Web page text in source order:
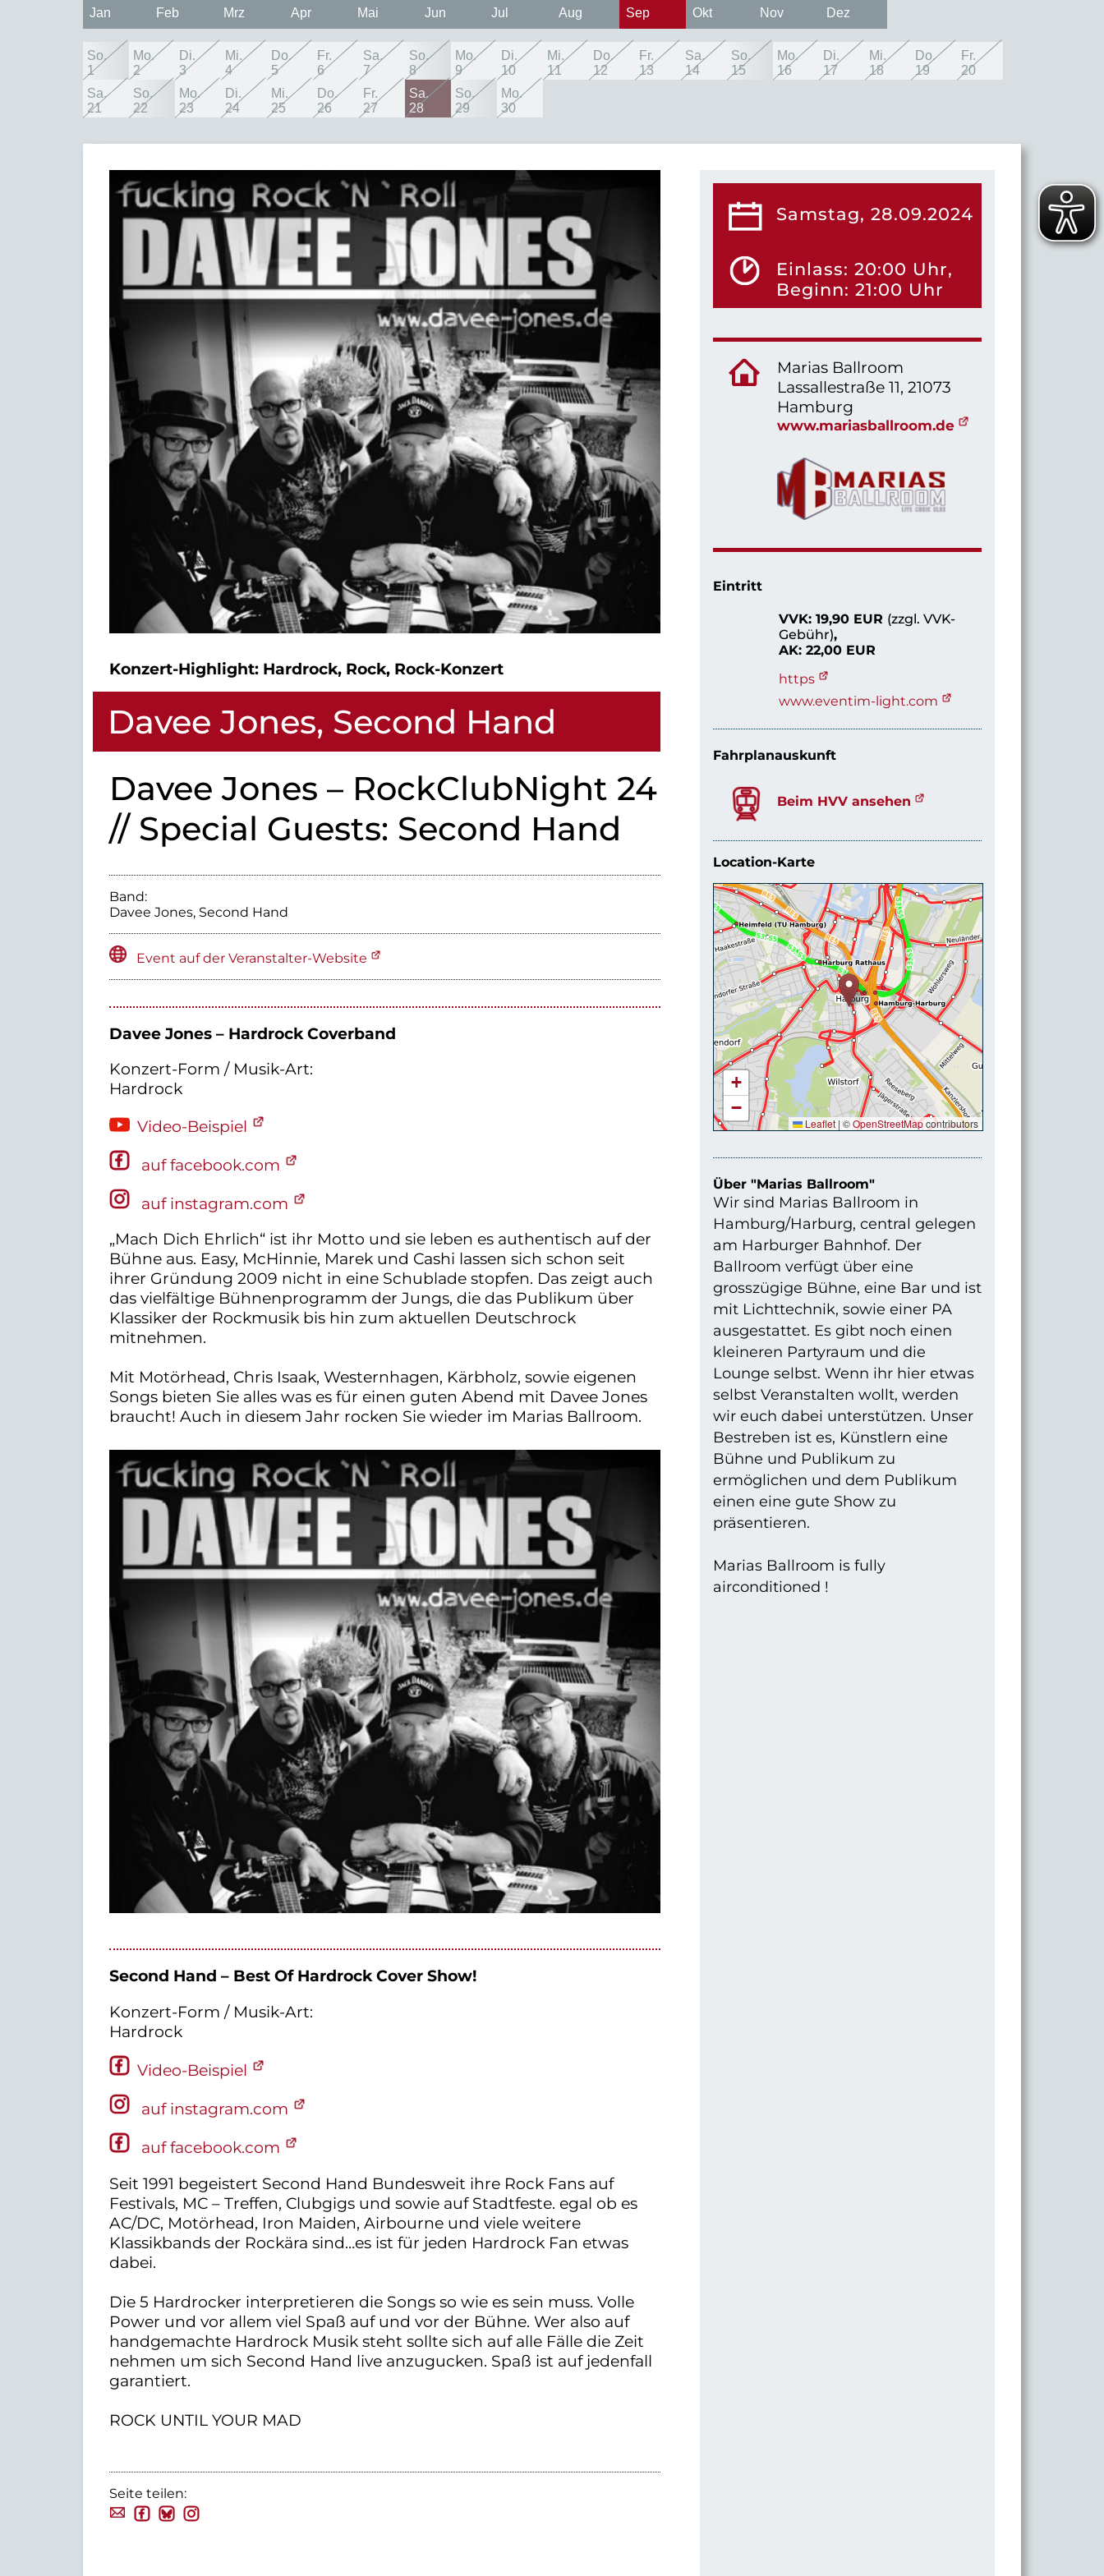
Jan Feb Mrz Apr Mai Jun Jul Aug Sep Okt Nov Dez
So.
1
Mo.
2
Di.
3
Mi.
4
Do.
5
Fr.
6
Sa.
7
So.
8
Mo.
9
Di.
10
Mi.
11
Do.
12
Fr.
13
Sa.
14
So.
15
Mo.
16
Di.
17
Mi.
18
Do.
19
Fr.
20
Sa.
21
So.
22
Mo.
23
Di.
24
Mi.
25
Do.
26
Fr.
27
Sa.
28
So.
29
Mo.
30
Konzert-Highlight:Hardrock, Rock, Rock-Konzert
Davee Jones, Second Hand
Davee Jones – RockClubNight 24
// Special Guests: Second Hand
Band:
Davee Jones, Second Hand
Event auf der Veranstalter-Website
Davee Jones – Hardrock Coverband
Konzert-Form / Musik-Art:
Hardrock
Video-Beispiel
auf facebook.com
auf instagram.com
„Mach Dich Ehrlich“ ist ihr Motto und sie leben es authentisch auf der
Bühne aus. Easy, McHinnie, Marek und Cashi lassen sich schon seit
ihrer Gründung 2009 nicht in eine Schublade stopfen. Das zeigt auch
das vielfältige Bühnenprogramm der Jungs, die das Publikum über
Klassiker der Rockmusik bis hin zum aktuellen Deutschrock
mitnehmen.
Mit Motörhead, Chris Isaak, Westernhagen, Kärbholz, sowie eigenen
Songs bieten Sie alles was es für einen guten Abend mit Davee Jones
braucht! Auch in diesem Jahr rocken Sie wieder im Marias Ballroom.
Second Hand – Best Of Hardrock Cover Show!
Konzert-Form / Musik-Art:
Hardrock
Video-Beispiel
auf instagram.com
auf facebook.com
Seit 1991 begeistert Second Hand Bundesweit ihre Rock Fans auf
Festivals, MC – Treffen, Clubgigs und sowie auf Stadtfeste. egal ob es
AC/DC, Motörhead, Iron Maiden, Airbourne und viele weitere
Klassikbands der Rockära sind…es ist für jeden Hardrock Fan etwas
dabei.
Die 5 Hardrocker interpretieren die Songs so wie es sein muss. Volle
Power und vor allem viel Spaß auf und vor der Bühne. Wer also auf
handgemachte Hardrock Musik steht sollte sich auf alle Fälle die Zeit
nehmen um sich Second Hand live anzugucken. Spaß ist auf jedenfall
garantiert.
ROCK UNTIL YOUR MAD
Seite teilen:
Samstag, 28.09.2024
Einlass: 20:00 Uhr,
Beginn: 21:00 Uhr
Marias Ballroom
Lassallestraße 11, 21073
Hamburg
www.mariasballroom.de
Eintritt
VVK: 19,90 EUR (zzgl. VVK-
Gebühr),
AK: 22,00 EUR
https
www.eventim-light.com
Fahrplanauskunft
Beim HVV ansehen
Location-Karte
+
−
Leaflet | ©OpenStreetMapcontributors
Über "Marias Ballroom"
Wir sind Marias Ballroom in
Hamburg/Harburg, central gelegen
am Harburger Bahnhof. Der
Ballroom verfügt über eine
grosszügige Bühne, eine Bar und ist
mit Lichttechnik, sowie einer PA
ausgestattet. Es gibt noch einen
kleineren Partyraum und die
Lounge selbst. Wenn ihr hier etwas
selbst Veranstalten wollt, werden
wir euch dabei unterstützen. Unser
Bestreben ist es, Künstlern eine
Bühne und Publikum zu
ermöglichen und dem Publikum
einen eine gute Show zu
präsentieren.
Marias Ballroom is fully
airconditioned !